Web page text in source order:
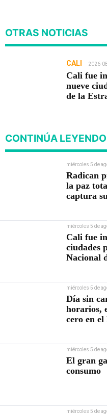
OTRAS NOTICIAS
CALI 2026-
Cali fue
nueve
de la
CONTINÚA LEYENDO
miércoles 5 de
Radican
la paz
captura
miércoles 5 de
Cali fue
ciudades
Nacional
miércoles 5 de
Día sin
horarios,
cero en
miércoles 5 de
El gran
consumo
miércoles 5 de